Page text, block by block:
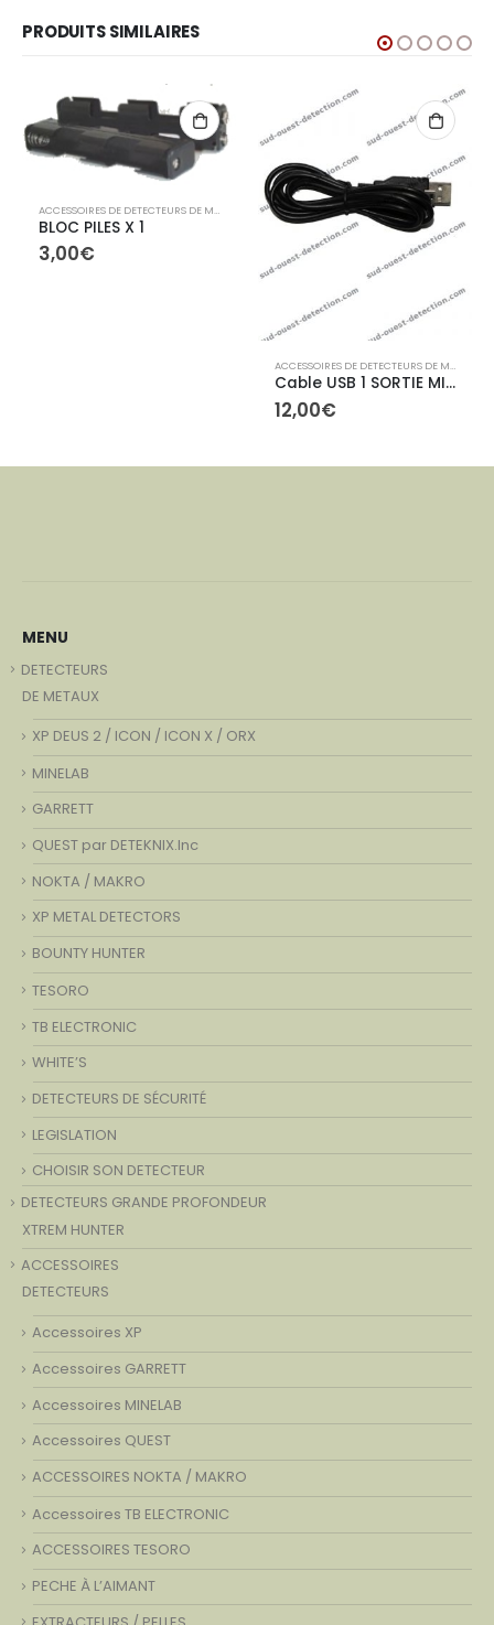
PRODUITS SIMILAIRES
ACCESSOIRES XP
ACCESSOIRES XP
BLOC PILES X 1
3,00€
ACCESSOIRES DE DETECTEURS DE METAUX
Cable USB 1 SORTIE MINI B pour mise …
12,00€
MENU
DETECTEURS
DE METAUX
XP DEUS 2 / ICON / ICON X / ORX
MINELAB
GARRETT
QUEST par DETEKNIX.Inc
NOKTA / MAKRO
XP METAL DETECTORS
BOUNTY HUNTER
TESORO
TB ELECTRONIC
WHITE’S
DETECTEURS DE SÉCURITÉ
LEGISLATION
CHOISIR SON DETECTEUR
DETECTEURS GRANDE PROFONDEUR
XTREM HUNTER
ACCESSOIRES
DETECTEURS
Accessoires XP
Accessoires GARRETT
Accessoires MINELAB
Accessoires QUEST
ACCESSOIRES NOKTA / MAKRO
Accessoires TB ELECTRONIC
ACCESSOIRES TESORO
PECHE À L’AIMANT